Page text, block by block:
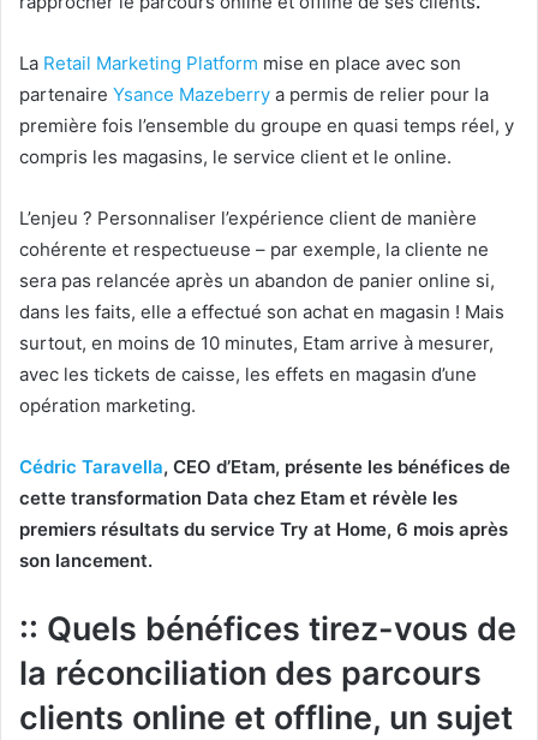
La Retail Marketing Platform mise en place avec son
partenaire Ysance Mazeberry a permis de relier pour la
première fois l’ensemble du groupe en quasi temps réel, y
compris les magasins, le service client et le online.
L’enjeu ? Personnaliser l’expérience client de manière
cohérente et respectueuse – par exemple, la cliente ne
sera pas relancée après un abandon de panier online si,
dans les faits, elle a effectué son achat en magasin ! Mais
surtout, en moins de 10 minutes, Etam arrive à mesurer,
avec les tickets de caisse, les effets en magasin d’une
opération marketing.
Cédric Taravella, CEO d’Etam, présente les bénéfices de
cette transformation Data chez Etam et révèle les
premiers résultats du service Try at Home, 6 mois après
son lancement.
:: Quels bénéfices tirez-vous de
la réconciliation des parcours
clients online et offline, un sujet